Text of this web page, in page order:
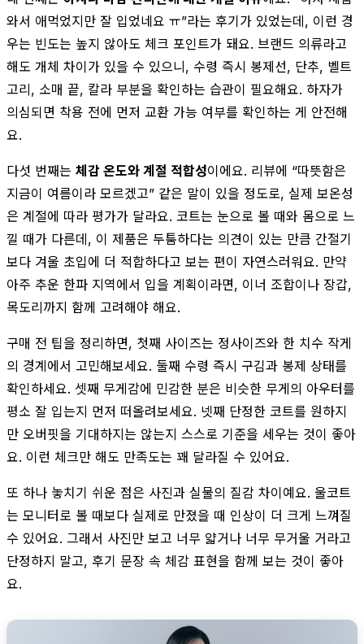
와서 애먹었지만 잘 입었네요 ㅠ”라는 후기가 있었는데, 이런 경
우는 빈도는 높지 않아도 체크 포인트가 돼요. 브랜드 의류라고
해도 개체 차이가 있을 수 있으니, 수령 즉시 봉제선, 단추, 벨트
고리, 소매 끝, 칼라 부분을 확인하는 습관이 필요해요. 하자가
의심되면 착용 전에 먼저 교환 가능 여부를 확인하는 게 안전해
요.
다섯 번째는 체감 온도와 계절 적합성이에요. 리뷰에 “따뜻함은
지금이 여름이라 모르겠고” 같은 말이 있을 정도로, 실제 보온성
은 계절에 따라 평가가 달라요. 코트는 눈으로 볼 때와 몸으로 느
낄 때가 다른데, 이 제품은 두툼하다는 의견이 있는 만큼 간절기
보다 겨울 초입에 더 적합하다고 보는 편이 자연스러워요. 만약
아주 추운 한파 지역에서 입을 계획이라면, 이너 조합이나 장갑,
목도리까지 함께 고려해야 해요.
구매 전 팁을 정리하면, 첫째 사이즈는 정사이즈와 한 치수 작게
의 경계에서 고민해보세요. 둘째 수령 즉시 구김과 봉제 상태를
확인하세요. 셋째 무게감에 민감한 분은 비슷한 무게의 아우터를
평소 잘 입는지 먼저 떠올려보세요. 넷째 단정한 코트를 원하지
만 오버핏을 기대하지는 않는지 스스로 기준을 세우는 것이 좋아
요. 이런 체크만 해도 만족도는 꽤 달라질 수 있어요.
또 하나 놓치기 쉬운 점은 사진과 실물의 질감 차이예요. 울코트
는 모니터로 볼 때보다 실제로 만졌을 때 인상이 더 크게 느껴질
수 있어요. 그래서 사진만 보고 너무 얇거나 너무 무거울 거라고
단정하지 말고, 후기 문장 속 체감 표현을 함께 보는 것이 좋아
요.